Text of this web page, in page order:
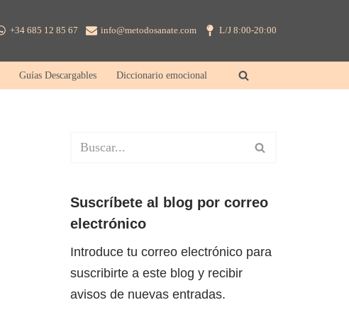
+34 685 12 85 67 info@metodosanate.com L/J 8:00-20:00
Guías Descargables Diccionario emocional
Suscríbete al blog por correo
electrónico
Introduce tu correo electrónico para
suscribirte a este blog y recibir
avisos de nuevas entradas.